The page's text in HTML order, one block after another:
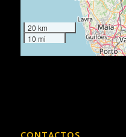
20 km
10 mi
CONTACTOS